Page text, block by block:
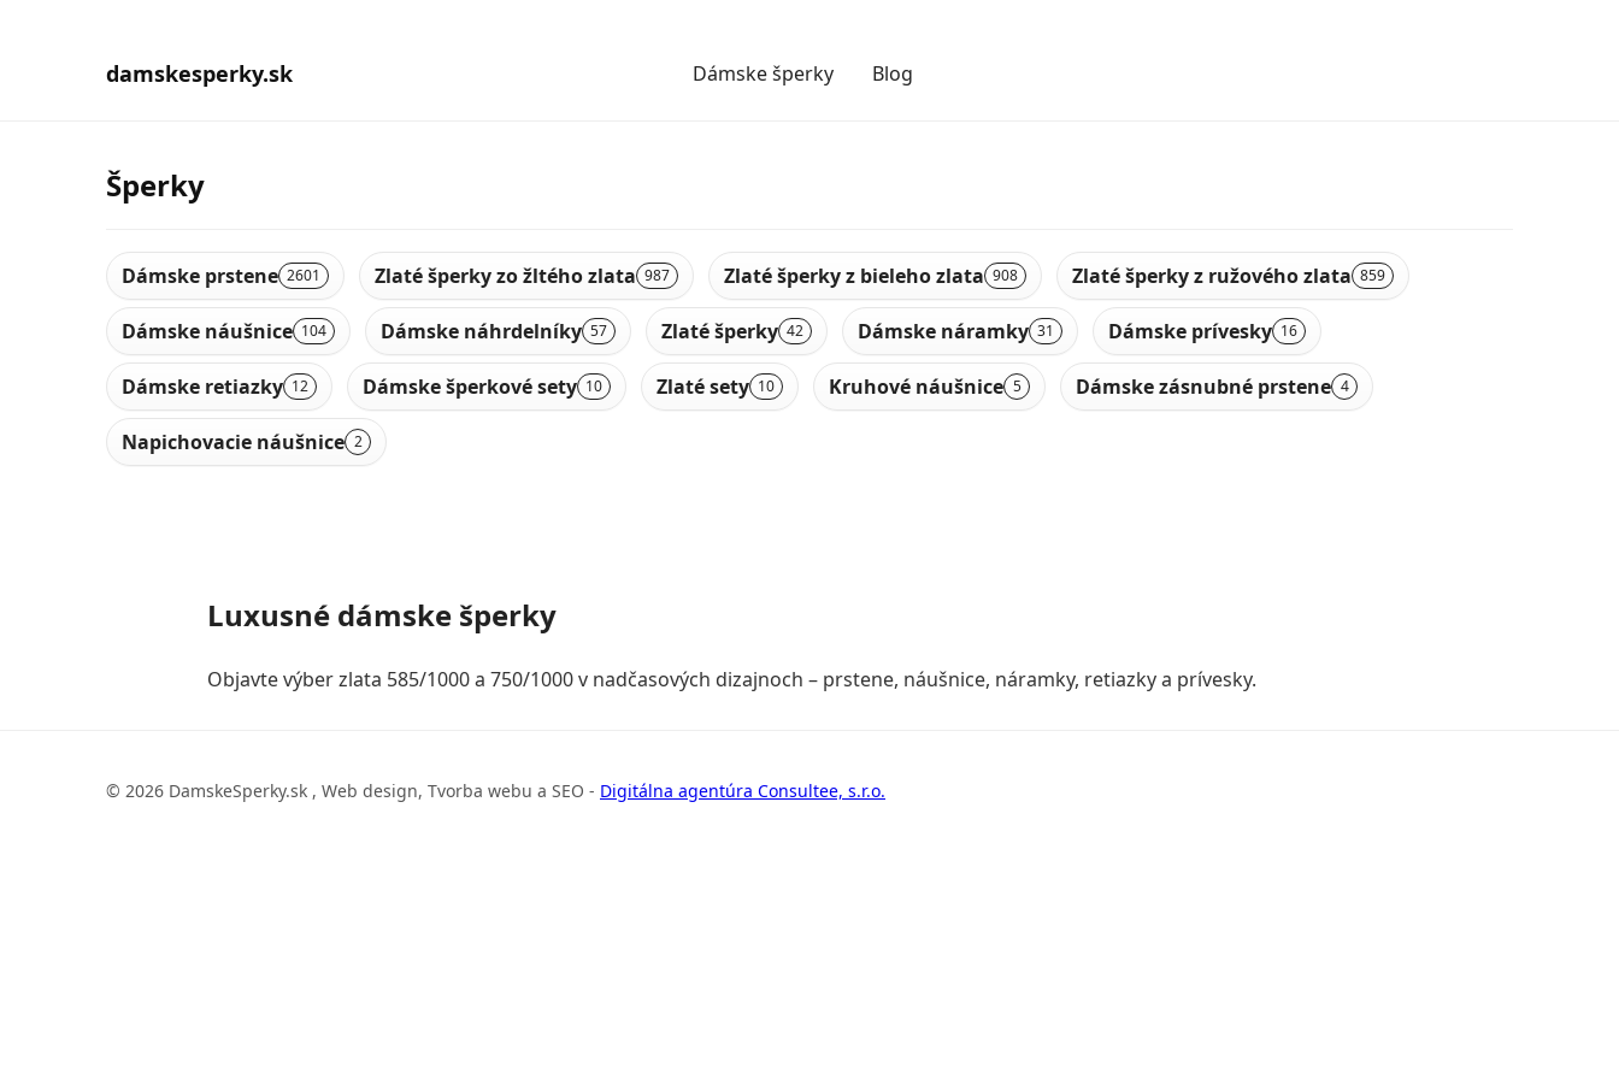
damskesperky.sk Dámske šperky Blog
Šperky
Dámske prstene 2601 Zlaté šperky zo žltého zlata 987 Zlaté šperky z bieleho zlata 908 Zlaté šperky z ružového zlata 859
Dámske náušnice 104 Dámske náhrdelníky 57 Zlaté šperky 42 Dámske náramky 31 Dámske prívesky 16
Dámske retiazky 12 Dámske šperkové sety 10 Zlaté sety 10 Kruhové náušnice 5 Dámske zásnubné prstene 4
Napichovacie náušnice 2
Luxusné dámske šperky
Objavte výber zlata 585/1000 a 750/1000 v nadčasových dizajnoch – prstene, náušnice, náramky, retiazky a prívesky.
© 2026 DamskeSperky.sk , Web design, Tvorba webu a SEO - Digitálna agentúra Consultee, s.r.o.